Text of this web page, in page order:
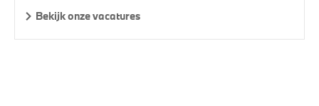
Bekijk onze vacatures